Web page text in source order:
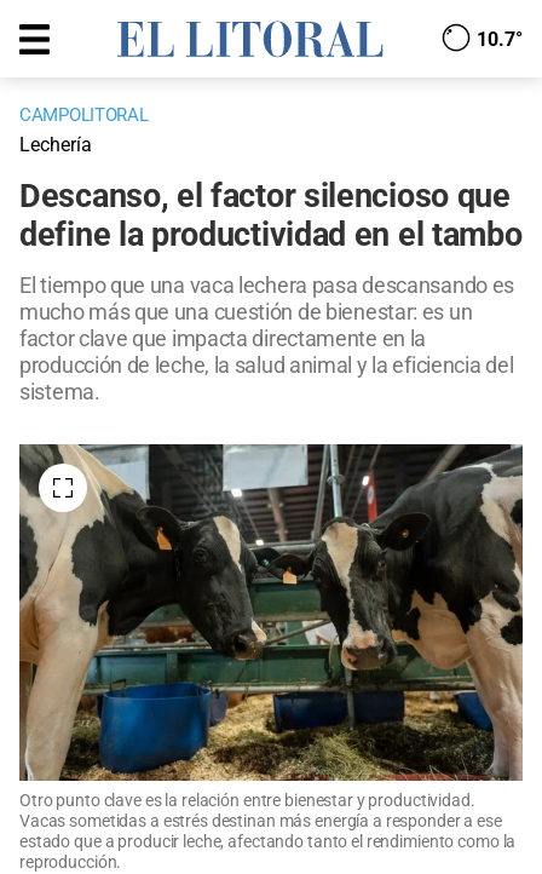
10.7°
CAMPOLITORAL
Lechería
Descanso, el factor silencioso que
define la productividad en el tambo
El tiempo que una vaca lechera pasa descansando es
mucho más que una cuestión de bienestar: es un
factor clave que impacta directamente en la
producción de leche, la salud animal y la eficiencia del
sistema.
Otro punto clave es la relación entre bienestar y productividad.
Vacas sometidas a estrés destinan más energía a responder a ese
estado que a producir leche, afectando tanto el rendimiento como la
reproducción.